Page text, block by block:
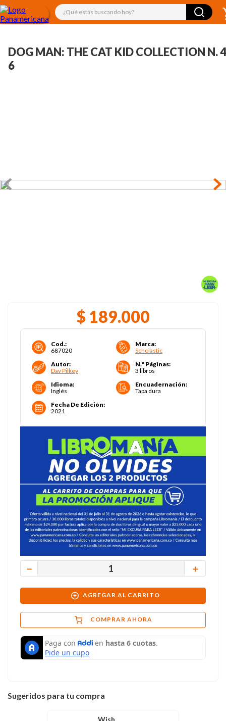
¿Qué estás buscando hoy?
DOG MAN: THE CAT KID COLLECTION N.
6
$ 189.000
Cod.:
687020
Marca:
Scholastic
Autor:
Dav Pilkey
N.° Páginas:
3 libros
Idioma:
Inglés
Encuadernación:
Tapa dura
Fecha De Edición:
2021
＋
－
AGREGAR AL CARRITO
COMPRAR AHORA
Sugeridos para tu compra
Wish